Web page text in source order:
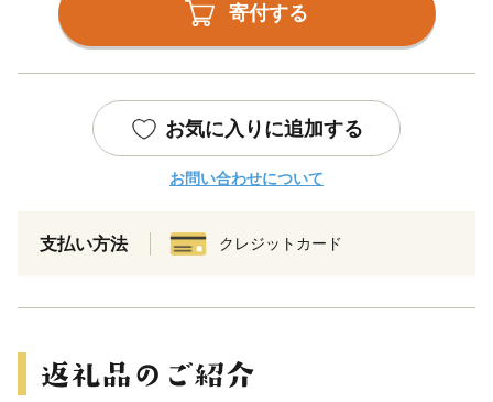
寄付する
お気に入りに追加する
お問い合わせについて
支払い方法 クレジットカード